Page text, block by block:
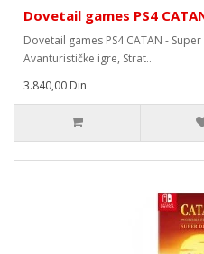
Dovetail games PS4
Dovetail games PS4 CATAN -
Avanturističke igre, Strat..
3.840,00 Din